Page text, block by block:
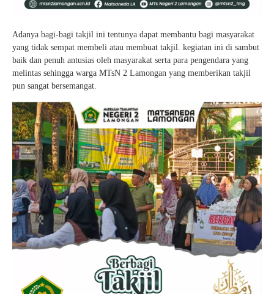
Adanya bagi-bagi takjil ini tentunya dapat membantu bagi masyarakat
yang tidak sempat membeli atau membuat takjil. kegiatan ini di sambut
baik dan penuh antusias oleh masyarakat serta para pengendara yang
melintas sehingga warga MTsN 2 Lamongan yang memberikan takjil
pun sangat bersemangat.